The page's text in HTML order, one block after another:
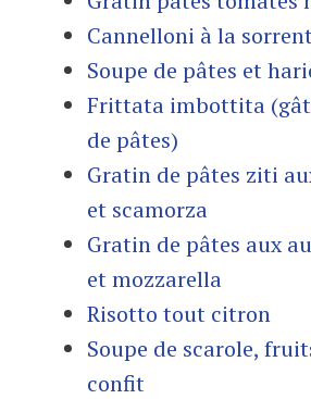
Cannelloni à la
Soupe de pâtes et
Frittata imbottita
de pâtes)
Gratin de pâtes ziti
et scamorza
Gratin de pâtes aux
et mozzarella
Risotto tout citron
Soupe de scarole,
confit